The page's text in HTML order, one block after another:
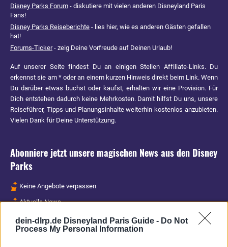
dein-dlrp.de Disneyland Paris Guide - Do Not
Process My Personal Information
Disney Parks Forum - diskutiere mit vielen anderen Disneyland Paris
Fans!
Disney Parks Reiseberichte - lies hier, wie es anderen Gästen gefallen
hat!
Forums-Ticker- zeig Deine Vorfreude auf Deinen Urlaub!
Auf unserer Seite findest Du an einigen Stellen Affiliate-Links. Du
erkennst sie am * oder an einem kurzen Hinweis direkt beim Link. Wenn
Du darüber etwas buchst oder kaufst, erhalten wir eine Provision. Für
Dich entstehen dadurch keine Mehrkosten. Damit hilfst Du uns, unsere
Reiseführer, Tipps und Planungsinhalte weiterhin kostenlos anzubieten.
Vielen Dank für Deine Unterstützung.
Abonniere jetzt unsere magischen News aus den Disney
Parks
Keine Angebote verpassen
Aktuelle News
Spannende Lesetipps
Gratis und jederzeit kündbar